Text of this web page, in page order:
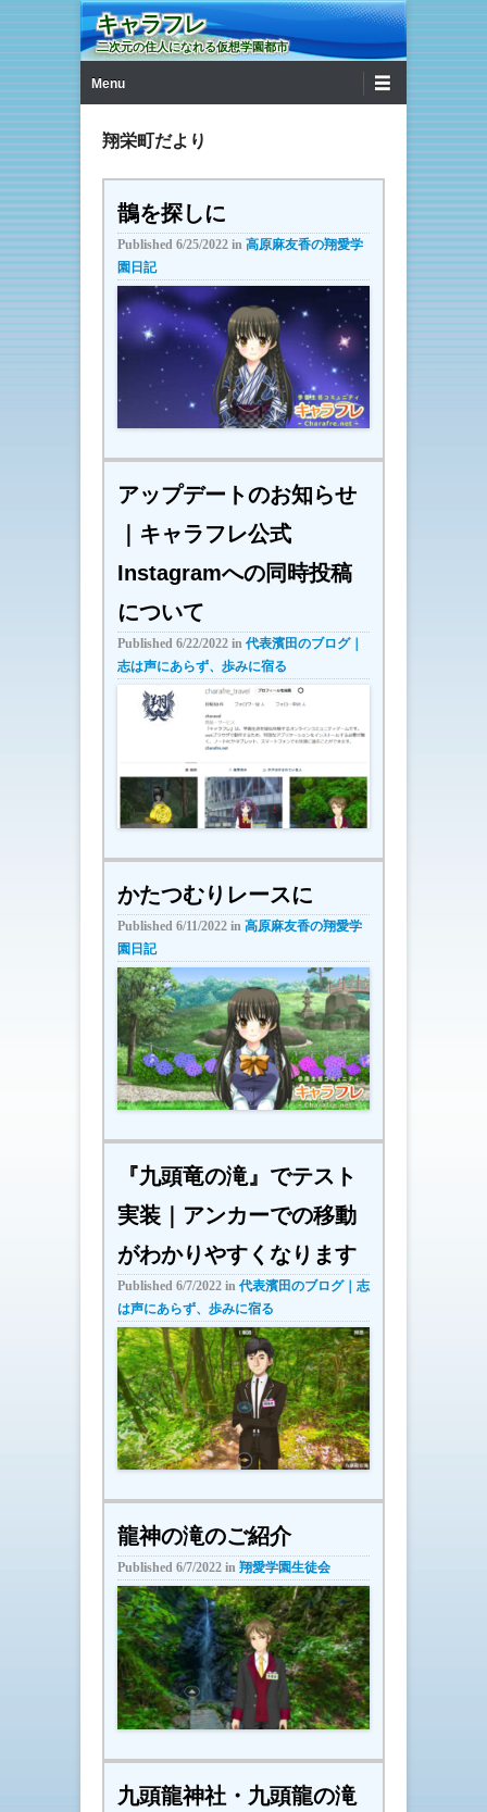
キャラフレ
二次元の住人になれる仮想学園都市
Menu
翔栄町だより
鵲を探しに
Published 6/25/2022 in 高原麻友香の翔愛学
園日記
アップデートのお知らせ
｜キャラフレ公式
Instagramへの同時投稿
について
Published 6/22/2022 in 代表濱田のブログ｜
志は声にあらず、歩みに宿る
かたつむりレースに
Published 6/11/2022 in 高原麻友香の翔愛学
園日記
『九頭竜の滝』でテスト
実装｜アンカーでの移動
がわかりやすくなります
Published 6/7/2022 in 代表濱田のブログ｜志
は声にあらず、歩みに宿る
龍神の滝のご紹介
Published 6/7/2022 in 翔愛学園生徒会
九頭龍神社・九頭龍の滝